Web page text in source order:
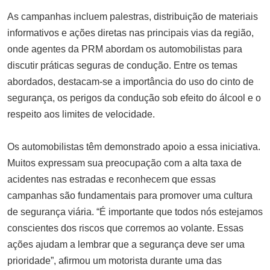
SETEMBRO 12, 2025
Zanu-PF Recrutou Zimbabuanos
para Fraudar Eleições em
Moçambique, Revela Investigação
MAIO 25, 2025
As campanhas incluem palestras, distribuição de materiais
informativos e ações diretas nas principais vias da região,
onde agentes da PRM abordam os automobilistas para
discutir práticas seguras de condução. Entre os temas
abordados, destacam-se a importância do uso do cinto de
segurança, os perigos da condução sob efeito do álcool e o
respeito aos limites de velocidade.
Os automobilistas têm demonstrado apoio a essa iniciativa.
Muitos expressam sua preocupação com a alta taxa de
acidentes nas estradas e reconhecem que essas
campanhas são fundamentais para promover uma cultura
de segurança viária. “É importante que todos nós estejamos
conscientes dos riscos que corremos ao volante. Essas
ações ajudam a lembrar que a segurança deve ser uma
prioridade”, afirmou um motorista durante uma das